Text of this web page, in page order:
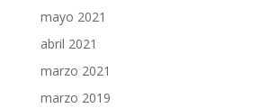
mayo 2021
abril 2021
marzo 2021
marzo 2019